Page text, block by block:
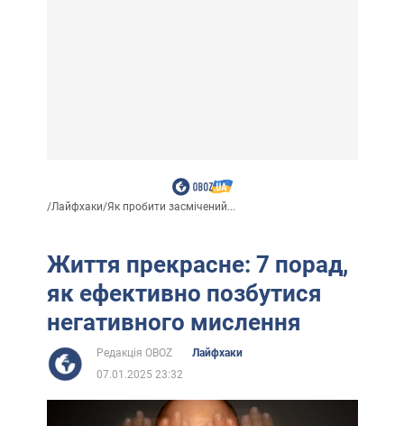
/Лайфхаки/Як пробити засмічений...
Життя прекрасне: 7 порад,
як ефективно позбутися
негативного мислення
Редакція OBOZ
Лайфхаки
07.01.2025 23:32